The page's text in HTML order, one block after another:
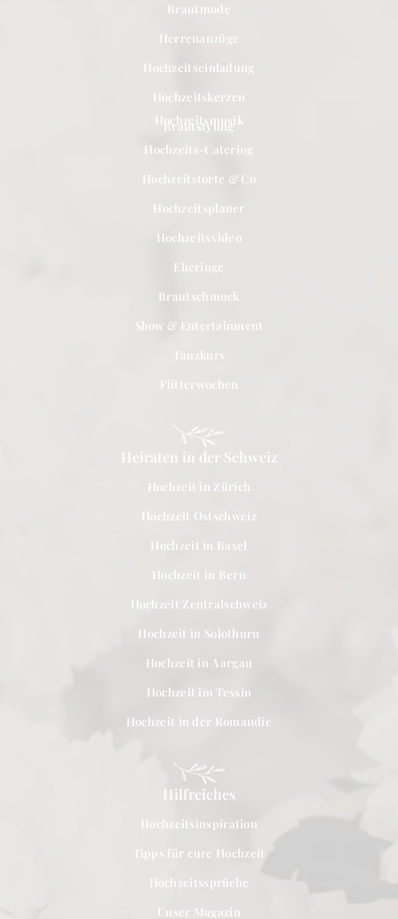
Brautmode
Herrenanzüge
Hochzeitseinladung
Hochzeitskerzen
Brautstyling
Hochzeitsmusik
Hochzeits-Catering
Hochzeitstorte & Co
Hochzeitsplaner
Hochzeitsvideo
Eheringe
Brautschmuck
Show & Entertainment
Tanzkurs
Flitterwochen
Heiraten in der Schweiz
Hochzeit in Zürich
Hochzeit Ostschweiz
Hochzeit in Basel
Hochzeit in Bern
Hochzeit Zentralschweiz
Hochzeit in Solothurn
Hochzeit in Aargau
Hochzeit im Tessin
Hochzeit in der Romandie
Hilfreiches
Hochzeitsinspiration
Tipps für eure Hochzeit
Hochzeitssprüche
Unser Magazin